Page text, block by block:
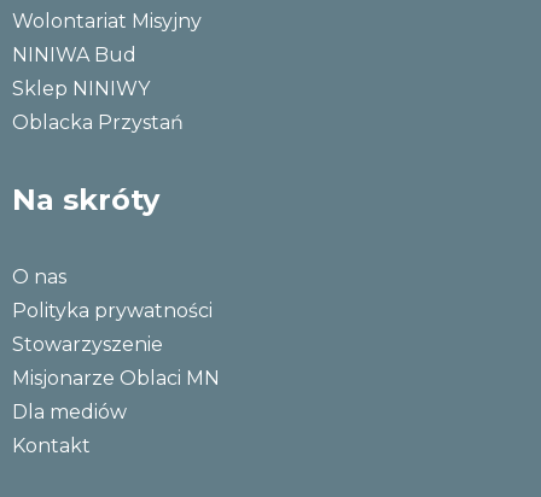
Wolontariat Misyjny
NINIWA Bud
Sklep NINIWY
Oblacka Przystań
Na skróty
O nas
Polityka prywatności
Stowarzyszenie
Misjonarze Oblaci MN
Dla mediów
Kontakt